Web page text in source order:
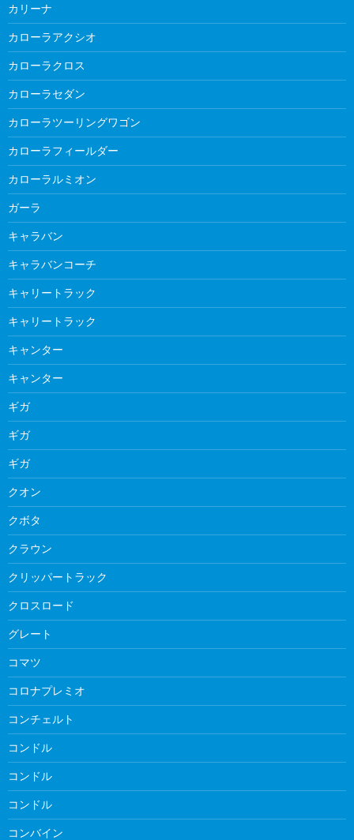
カリーナ
カローラアクシオ
カローラクロス
カローラセダン
カローラツーリングワゴン
カローラフィールダー
カローラルミオン
ガーラ
キャラバン
キャラバンコーチ
キャリートラック
キャリートラック
キャンター
キャンター
ギガ
ギガ
ギガ
クオン
クボタ
クラウン
クリッパートラック
クロスロード
グレート
コマツ
コロナプレミオ
コンチェルト
コンドル
コンドル
コンドル
コンバイン